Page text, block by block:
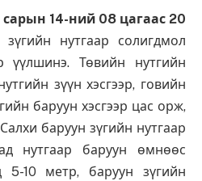
14-ний 08 цагаас 20
зүгийн нутгаар солигдмол
үүлшинэ. Төвийн нутгийн
зүүн хэсгээр, говийн
баруун хэсгээр цас орж,
баруун зүгийн нутгаар
нутгаар баруун өмнөөс
5-10 метр, баруун зүгийн